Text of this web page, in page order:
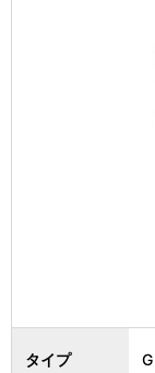
タイプ G